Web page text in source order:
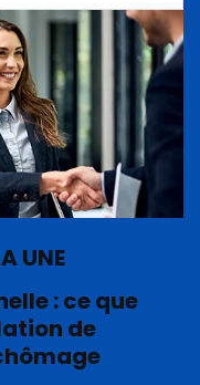
UNE
: ce que
de